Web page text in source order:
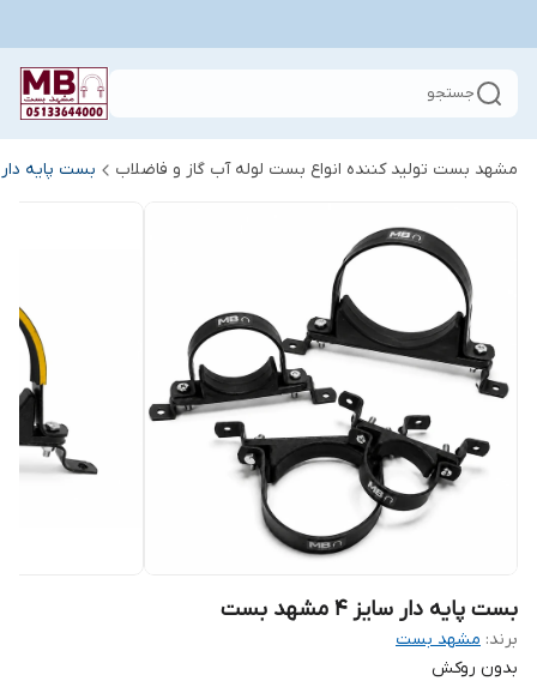
جستجو
مشهد بست تولید کننده انواع بست لوله آب گاز و فاضلاب بست پایه دار
بست پایه دار سایز 4 مشهد بست
برند: مشهد بست
بدون روکش